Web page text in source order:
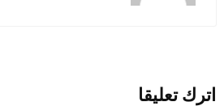
اترك تعليقا